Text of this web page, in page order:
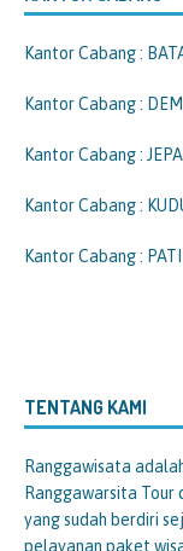
Kantor Cabang :
Kantor Cabang :
Kantor Cabang :
Kantor Cabang :
Kantor Cabang : PATI
TENTANG KAMI
Ranggawisata
Ranggawarsita Tour
yang sudah berdiri
pelayanan paket